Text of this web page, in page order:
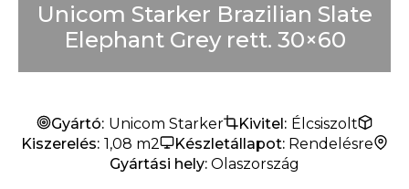
Mindet mutat
Készleten
Rendelésre
Készlet erejéig
Unicom Starker Brazilian Slate
Elephant Grey rett. 30×60
Gyártó: Unicom Starker Kivitel: Élcsiszolt
Kiszerelés: 1,08 m2 Készletállapot: Rendelésre
Gyártási hely: Olaszország